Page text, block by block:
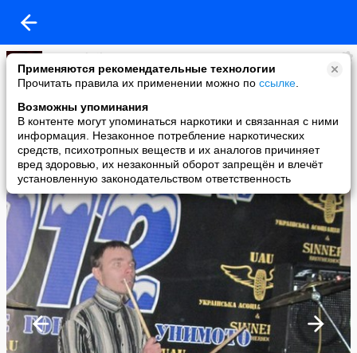
Применяются рекомендательные технологии
Прочитать правила их применении можно по ссылке
Возможны упоминания
В контенте могут упоминаться наркотики и связанная с ними
информация. Незаконное потребление наркотических
средств, психотропных веществ и их аналогов причиняет
вред здоровью, их незаконный оборот запрещён и влечёт
установленную законодательством ответственность
group_akvilon
added a photo
09 Jun в 23:56